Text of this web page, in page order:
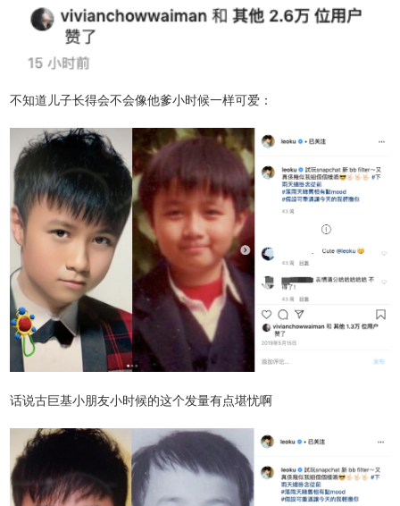
不知道儿子长得会不会像他爹小时候一样可爱：
话说古巨基小朋友小时候的这个发量有点堪忧啊